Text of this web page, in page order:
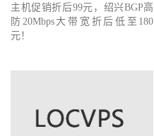
主机促销折后99元，绍兴BGP高
防20Mbps大带宽折后低至180
元！